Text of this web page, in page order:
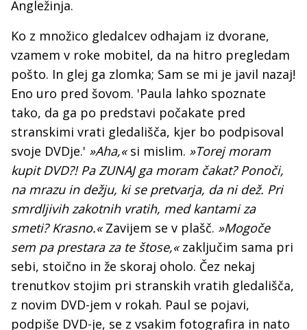
Angležinja.
Ko z množico gledalcev odhajam iz dvorane,
vzamem v roke mobitel, da na hitro pregledam
pošto. In glej ga zlomka; Sam se mi je javil nazaj!
Eno uro pred šovom. 'Paula lahko spoznate
tako, da ga po predstavi počakate pred
stranskimi vrati gledališča, kjer bo podpisoval
svoje DVDje.' »Aha,«si mislim. »Torej moram
kupit DVD?! Pa ZUNAJ ga moram čakat? Ponoči,
na mrazu in dežju, ki se pretvarja, da ni dež. Pri
smrdljivih zakotnih vratih, med kantami za
smeti? Krasno.«Zavijem se v plašč. »Mogoče
sem pa prestara za te štose,«zaključim sama pri
sebi, stoično in že skoraj oholo. Čez nekaj
trenutkov stojim pri stranskih vratih gledališča,
z novim DVD-jem v rokah. Paul se pojavi,
podpiše DVD-je, se z vsakim fotografira in nato